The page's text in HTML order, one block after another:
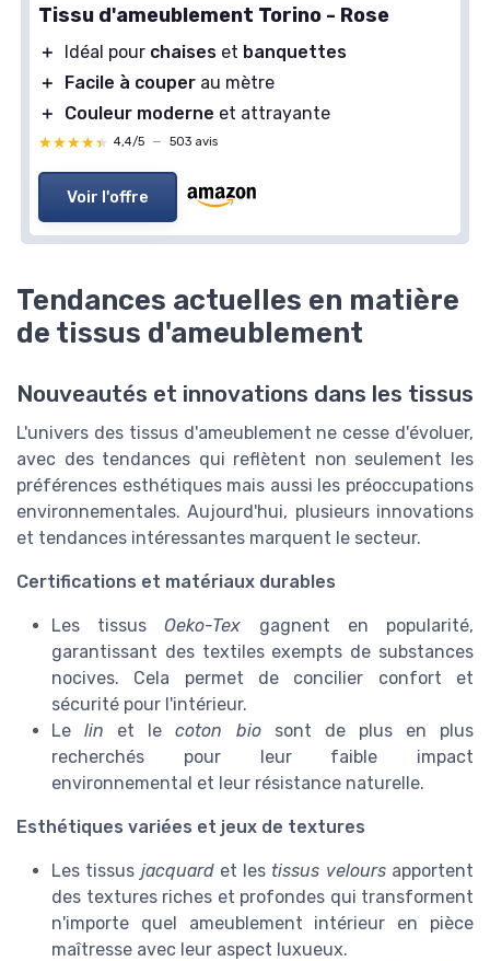
Tissu d'ameublement Torino - Rose
＋ Idéal pour chaises et banquettes
＋
Facile à couper au mètre
＋
Couleur moderne et attrayante
★★★★★
★★★★★ 4,4/5 — 503 avis
Voir l'offre
Tendances actuelles en matière
de tissus d'ameublement
Nouveautés et innovations dans les tissus
L'univers des tissus d'ameublement ne cesse d'évoluer,
avec des tendances qui reflètent non seulement les
préférences esthétiques mais aussi les préoccupations
environnementales. Aujourd'hui, plusieurs innovations
et tendances intéressantes marquent le secteur.
Certifications et matériaux durables
Les tissusOeko-Tex gagnent en popularité,
garantissant des textiles exempts de substances
nocives. Cela permet de concilier confort et
sécurité pour l'intérieur.
Lelin et lecoton biosont de plus en plus
recherchés pour leur faible impact
environnemental et leur résistance naturelle.
Esthétiques variées et jeux de textures
Les tissus jacquardet les tissus veloursapportent
des textures riches et profondes qui transforment
n'importe quel ameublement intérieur en pièce
maîtresse avec leur aspect luxueux.